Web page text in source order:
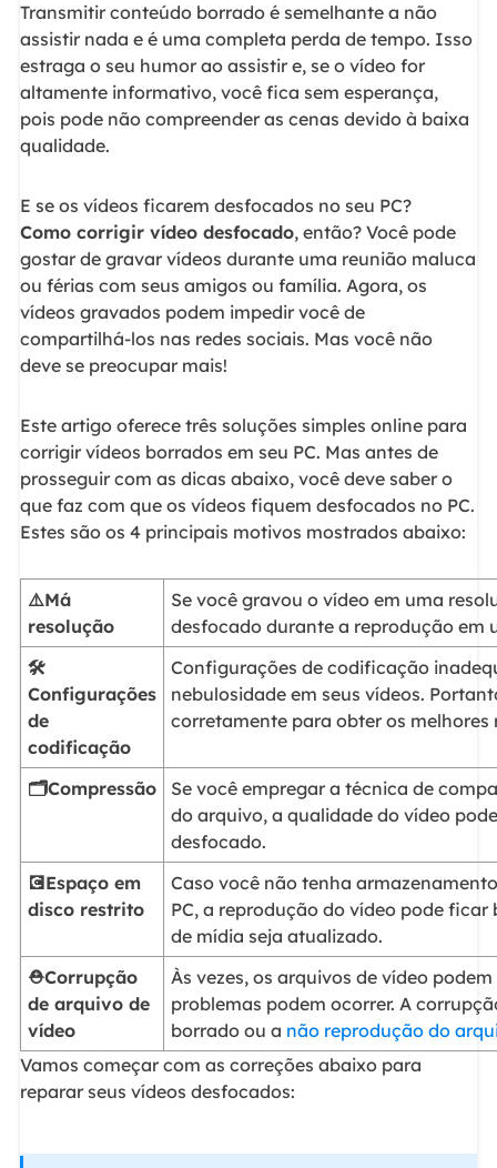
Transmitir conteúdo borrado é semelhante a não
assistir nada e é uma completa perda de tempo. Isso
estraga o seu humor ao assistir e, se o vídeo for
altamente informativo, você fica sem esperança,
pois pode não compreender as cenas devido à baixa
qualidade.
E se os vídeos ficarem desfocados no seu PC?
Como corrigir vídeo desfocado, então? Você pode
gostar de gravar vídeos durante uma reunião maluca
ou férias com seus amigos ou família. Agora, os
vídeos gravados podem impedir você de
compartilhá-los nas redes sociais. Mas você não
deve se preocupar mais!
Este artigo oferece três soluções simples online para
corrigir vídeos borrados em seu PC. Mas antes de
prosseguir com as dicas abaixo, você deve saber o
que faz com que os vídeos fiquem desfocados no PC.
Estes são os 4 principais motivos mostrados abaixo:
⚠️Má
resolução
Se você gravou o vídeo em uma
desfocado durante a reprodução em
🛠️
Configurações
de
codificação
Configurações de codificação
nebulosidade em seus vídeos.
corretamente para obter os melhores
🗂️Compressão
Se você empregar a técnica de
do arquivo, a qualidade do vídeo
desfocado.
💽Espaço em
disco restrito
Caso você não tenha
PC, a reprodução do vídeo pode
de mídia seja atualizado.
⛑️Corrupção
de arquivo de
vídeo
Às vezes, os arquivos de vídeo
problemas podem ocorrer. A
borrado ou a não reprodução do
Vamos começar com as correções abaixo para
reparar seus vídeos desfocados: